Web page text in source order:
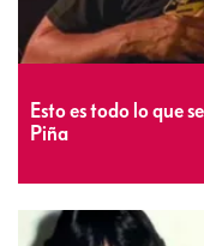
Esto es todo lo que
Piña